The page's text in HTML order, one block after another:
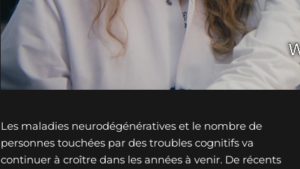
Les maladies neurodégénératives et le nombre de
personnes touchées par des troubles cognitifs va
continuer à croître dans les années à venir. De récents